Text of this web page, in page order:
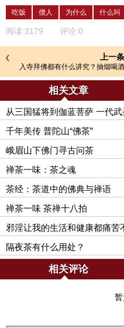
吃饭 僧人 为什么 什么叫
阅读:3179 评论:0
上一条
入寺拜佛都有什么讲究？抽烟喝酒
相关文章
从三国猛将到伽蓝菩萨 一代
千年美传 普陀山“佛茶”
峨眉山下佛门寻古问茶
禅茶一味：茶之魂
茶经：茶道中的佛典与禅语
禅茶一味 茶禅十八拍
邪淫让我的生活和健康都痛苦
隔夜茶有什么用处？
相关评论